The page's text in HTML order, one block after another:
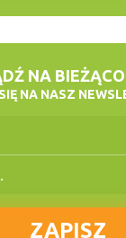
NA
NA NASZ